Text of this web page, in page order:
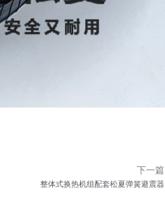
下一篇
整体式换热机组配套松夏弹簧避震器